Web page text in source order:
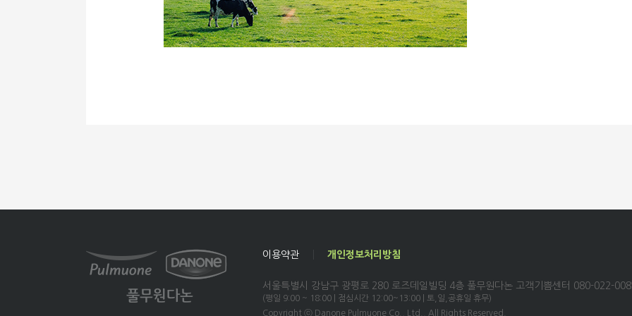
이용약관 개인정보처리방침
서울특별시 강남구 광평로 280 로즈데일빌딩 4층 풀무원다논 고객기쁨센터 080-022-
(평일 9:00 ~ 18:00 | 점심시간 12:00~13:00 | 토,일,공휴일 휴무)
Copyright ⓒ Danone Pulmuone Co., Ltd., All Rights Reserved.